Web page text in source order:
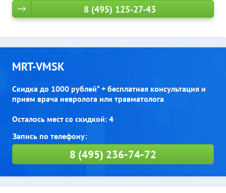
8 (495) 125-27-43
MRT-VMSK
Скидка до 1000 рублей* + бесплатная консультация и
прием врача невролога или травматолога
Осталось мест со скидкой: 4
8 (495) 236-74-72